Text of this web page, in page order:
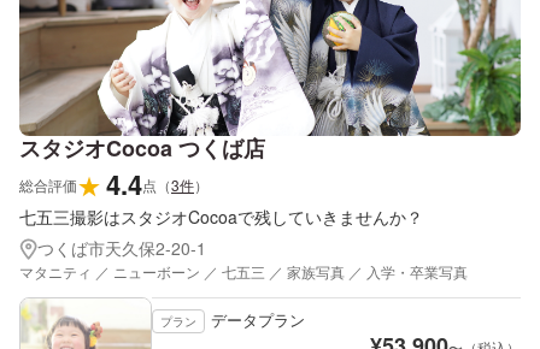
スタジオCocoa つくば店
総合評価★4.4点 （3件）
七五三撮影はスタジオCocoaで残していきませんか？
つくば市天久保2-20-1
マタニティ ／ ニューボーン ／ 七五三 ／ 家族写真 ／ 入学・卒業写真
プラン データプラン